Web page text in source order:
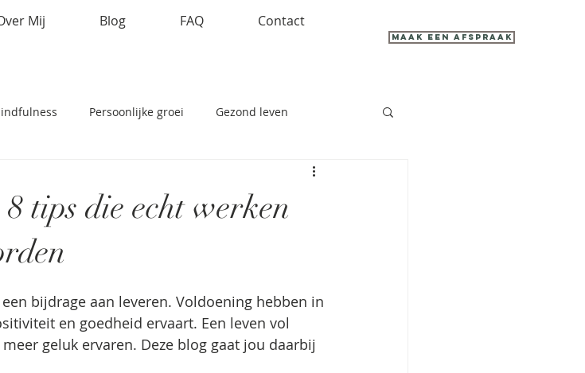
Mij Blog FAQ Contact
Maak een Afspraak
Persoonlijke groei Gezond leven
tips die echt werken
bijdrage aan leveren. Voldoening hebben in
en goedheid ervaart. Een leven vol
geluk ervaren. Deze blog gaat jou daarbij